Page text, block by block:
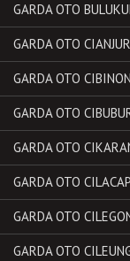
GARDA OTO
GARDA OTO CIANJUR
GARDA OTO
GARDA OTO
GARDA OTO
GARDA OTO CILACAP
GARDA OTO
GARDA OTO